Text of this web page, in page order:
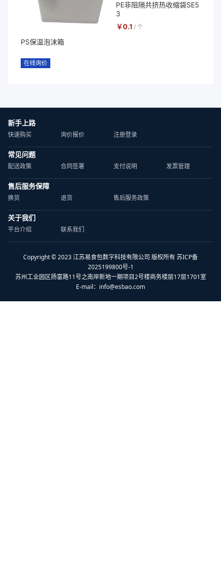
PS保温泡沫箱
在线询价
PE非阻隔共挤热收缩袋SE5
3
￥0.1 / 个
新手上路
快速购买 询价报价 注册登录
常见问题
配送政策 合同签署 支付说明 发票管理
售后服务保障
换货 退货 售后服务政策
关于我们
平台介绍 联系我们
Copyright © 2023 江苏易食包数字科技有限公司 版权所有 苏ICP备
2025199800号-1
苏州工业园区扬富路11号之南岸新地一期项目2号楼商务楼层17层1701室
E-mail： info@esbao.com